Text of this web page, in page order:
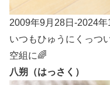
2009年9月28日-2024年
いつもひゅうにくっつ
空組に🌈
八朔（はっさく）